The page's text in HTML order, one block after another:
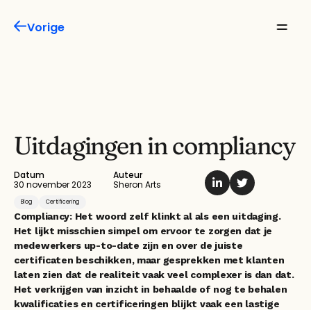
Vorige
Datum
30 november 2023
Auteur
Sheron Arts
Blog Certificering
Uitdagingen in compliancy
Compliancy: Het woord zelf klinkt al als een uitdaging.
Het lijkt misschien simpel om ervoor te zorgen dat je
medewerkers up-to-date zijn en over de juiste
certificaten beschikken, maar gesprekken met klanten
laten zien dat de realiteit vaak veel complexer is dan dat.
Het verkrijgen van inzicht in behaalde of nog te behalen
kwalificaties en certificeringen blijkt vaak een lastige
Oplossingen
Inspiratie
Over ons